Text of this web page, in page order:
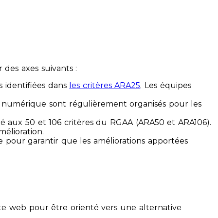
axes suivants :
identifiées dans les critères ARA25. Les équipes
numérique sont régulièrement organisés pour les
50 et 106 critères du RGAA (ARA50 et ARA106).
pour garantir que les améliorations apportées
web pour être orienté vers une alternative